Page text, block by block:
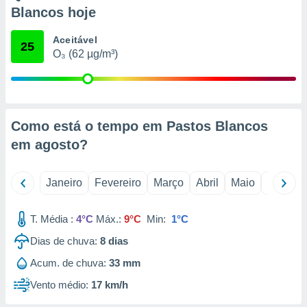
se
ou opor-
qualquer
de
ou aceder
num
para
Blancos hoje
25 Aceitável
O₃ (62 µg/m³)
Como está o tempo em Pastos Blancos
em agosto?
Janeiro Fevereiro Março Abril Maio Junho
T. Média : 4°C Máx.: 9°C Min: 1°C
Dias de chuva: 8 dias
Acum. de chuva: 33 mm
Vento médio: 17 km/h